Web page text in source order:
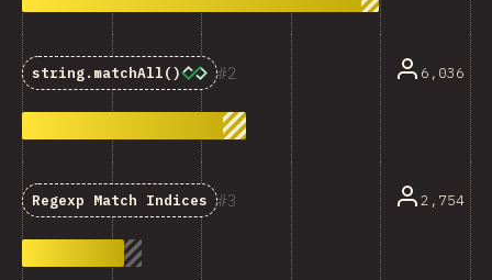
2
string.matchAll() 6,036
3
Regexp Match Indices 2,754